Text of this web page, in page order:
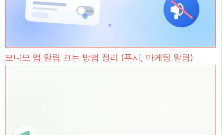
모니모 앱 알림 끄는 방법 정리 (푸시, 마케팅 알림)